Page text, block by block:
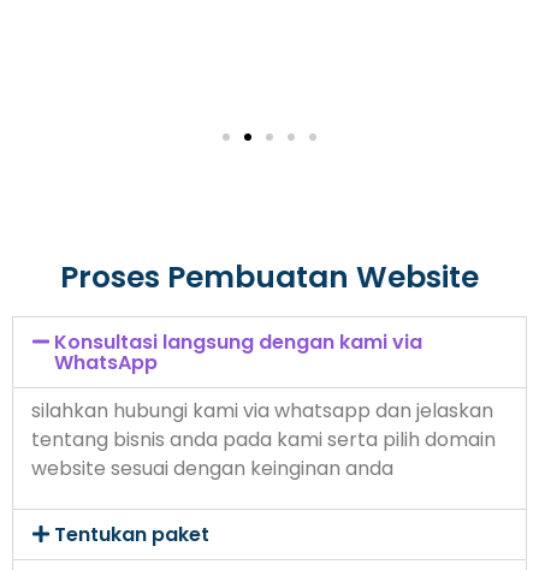
Proses Pembuatan Website
Konsultasi langsung dengan kami via
WhatsApp
silahkan hubungi kami via whatsapp dan jelaskan
tentang bisnis anda pada kami serta pilih domain
website sesuai dengan keinginan anda
Tentukan paket